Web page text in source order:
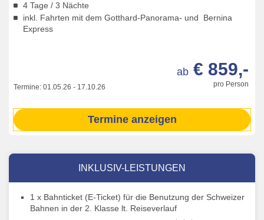
4 Tage / 3 Nächte
inkl. Fahrten mit dem Gotthard-Panorama- und Bernina
Express
Termine: 01.05.26 - 17.10.26 pro Person
ab € 859,-
Termine anzeigen
INKLUSIV-LEISTUNGEN
1 x Bahnticket (E-Ticket) für die Benutzung der Schweizer
Bahnen in der 2. Klasse lt. Reiseverlauf